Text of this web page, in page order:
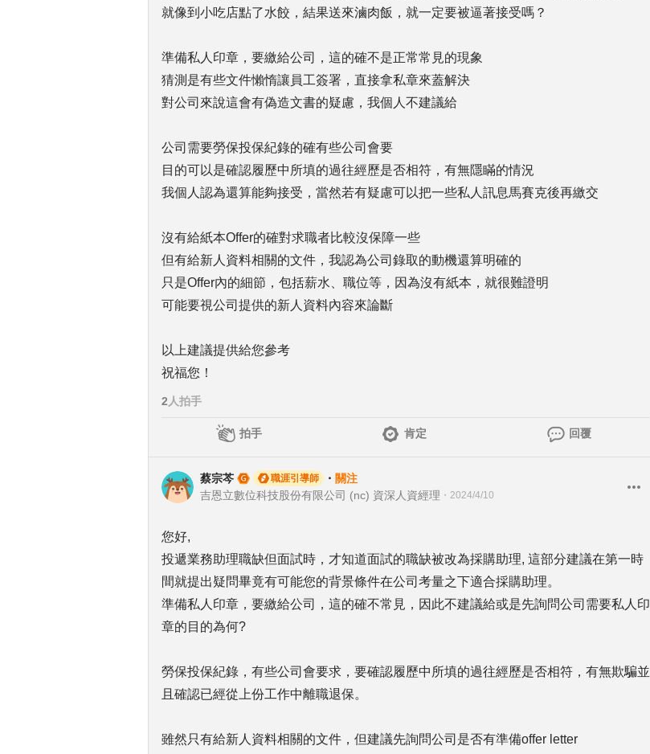
就像到小吃店點了水餃，結果送來滷肉飯，就一定要被逼著接受嗎？
準備私人印章，要繳給公司，這的確不是正常常見的現象
猜測是有些文件懶惰讓員工簽署，直接拿私章來蓋解決
對公司來說這會有偽造文書的疑慮，我個人不建議給
公司需要勞保投保紀錄的確有些公司會要
目的可以是確認履歷中所填的過往經歷是否相符，有無隱瞞的情況
我個人認為還算能夠接受，當然若有疑慮可以把一些私人訊息馬賽克後再繳交
沒有給紙本Offer的確對求職者比較沒保障一些
但有給新人資料相關的文件，我認為公司錄取的動機還算明確的
只是Offer內的細節，包括薪水、職位等，因為沒有紙本，就很難證明
可能要視公司提供的新人資料內容來論斷
以上建議提供給您參考
祝福您！
2 人拍手
拍手 肯定 回覆
蔡宗芩 職涯引導師 ・ 關注
吉恩立數位科技股份有限公司 (nc) 資深人資經理 ・ 2024/4/10
您好,
投遞業務助理職缺但面試時，才知道面試的職缺被改為採購助理, 這部分建議在第一時
間就提出疑問畢竟有可能您的背景條件在公司考量之下適合採購助理。
準備私人印章，要繳給公司，這的確不常見，因此不建議給或是先詢問公司需要私人印
章的目的為何?
勞保投保紀錄，有些公司會要求，要確認履歷中所填的過往經歷是否相符，有無欺騙並
且確認已經從上份工作中離職退保。
雖然只有給新人資料相關的文件，但建議先詢問公司是否有準備offer letter